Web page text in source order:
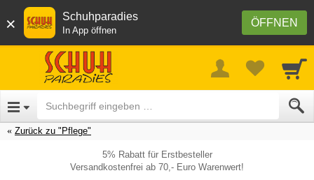
× ÖFFNEN
Schuhparadies
In App öffnen
Zurück zu "Pflege"
5% Rabatt für Erstbesteller
Versandkostenfrei ab 70,- Euro Warenwert!